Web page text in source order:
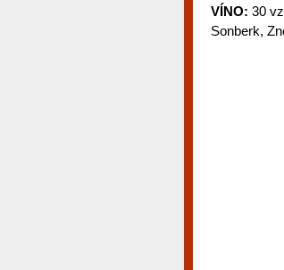
VÍNO: 30
Sonberk,